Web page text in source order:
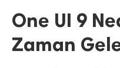
One UI 9
Zaman